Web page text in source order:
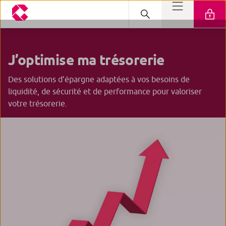
J’optimise ma trésorerie
Des solutions d’épargne adaptées à vos besoins de
liquidité, de sécurité et de performance pour valoriser
votre trésorerie.